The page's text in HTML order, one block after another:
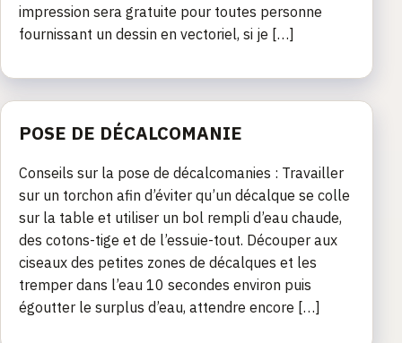
impression sera gratuite pour toutes personne
fournissant un dessin en vectoriel, si je […]
POSE DE DÉCALCOMANIE
Conseils sur la pose de décalcomanies : Travailler
sur un torchon afin d’éviter qu’un décalque se colle
sur la table et utiliser un bol rempli d’eau chaude,
des cotons-tige et de l’essuie-tout. Découper aux
ciseaux des petites zones de décalques et les
tremper dans l’eau 10 secondes environ puis
égoutter le surplus d’eau, attendre encore […]